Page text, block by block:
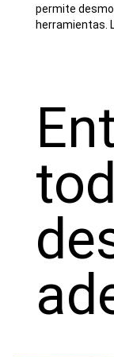
permite
herramientas.